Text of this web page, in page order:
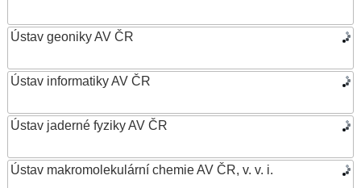
Ústav geoniky AV ČR
Ústav informatiky AV ČR
Ústav jaderné fyziky AV ČR
Ústav makromolekulární chemie AV ČR, v. v. i.